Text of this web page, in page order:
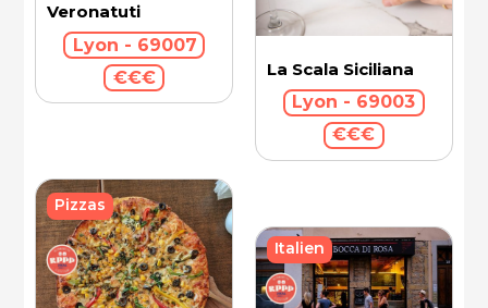
Veronatuti
Lyon - 69007
€€€
La Scala Siciliana
Lyon - 69003
€€€
Pizzas
Italien